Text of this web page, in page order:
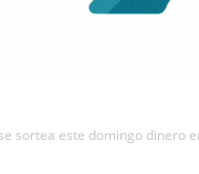
sortea este domingo dinero